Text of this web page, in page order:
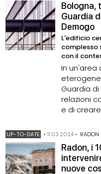
Bologna,
Guardia
Demogo
L'edificio
complesso
con il
In un'area
Guardia
relazioni
e di
UP-TO-DATE •11.03.2024 • RADON
Radon, i
nuove